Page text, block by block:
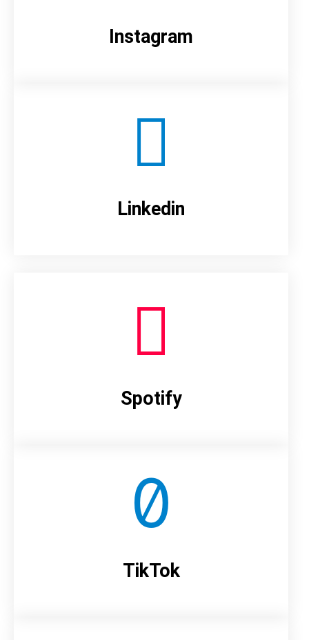
Instagram
Linkedin
Spotify
TikTok